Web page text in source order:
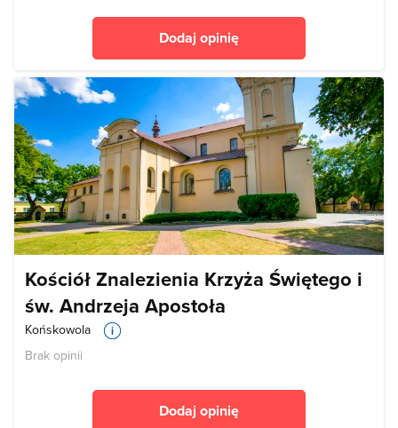
Dodaj opinię
Kościół Znalezienia Krzyża Świętego i
św. Andrzeja Apostoła
Końskowola
Brak opinii
Dodaj opinię